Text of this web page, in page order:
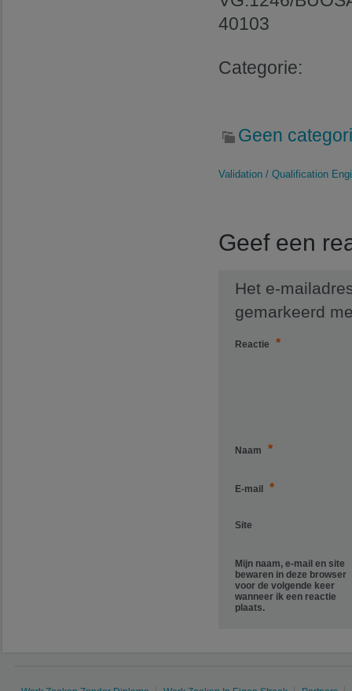
40103
Categorie:
Geen
Validation / Qualification
Geef een
Het e-
gemarkeerd
Reactie *
Naam *
E-mail *
Site
Mijn naam, e-mail en site
bewaren in deze browser
voor de volgende keer
wanneer ik een reactie
plaats.